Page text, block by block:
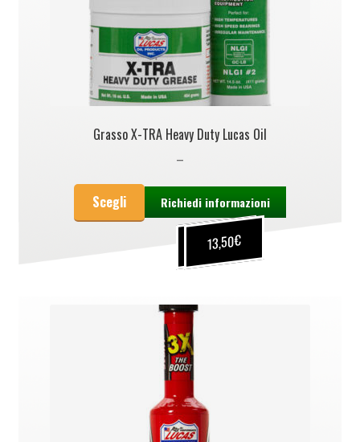
Grasso X-TRA Heavy Duty Lucas Oil
12,90€
–
13,50€
Scegli Richiedi informazioni